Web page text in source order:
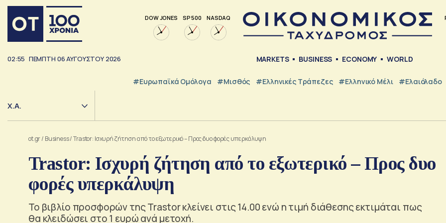
DOW JONES SP 500 NASDAQ
02:55 ΠΕΜΠΤΗ 06ΑΥΓΟΥΣΤΟΥ 2026 MARKETS BUSINESS ECONOMY WORLD
#Ευρωπαϊκά Ομόλογα #Μισθός #ελληνικές Τράπεζες #Ελληνικό Μέλι #Ελαιόλαδο
Χ.Α.
ot.gr/ Business/Trastor: Ισχυρή ζήτηση από το εξωτερικό – Προς δυο φορές υπερκάλυψη
Trastor: Ισχυρή ζήτηση από το εξωτερικό – Προς δυο
φορές υπερκάλυψη
Το βιβλίο προσφορών της Trastor κλείνει στις 14.00 ενώ η τιμή διάθεσης εκτιμάται πως
θα κλειδώσει στο 1 ευρώ ανά μετοχή.